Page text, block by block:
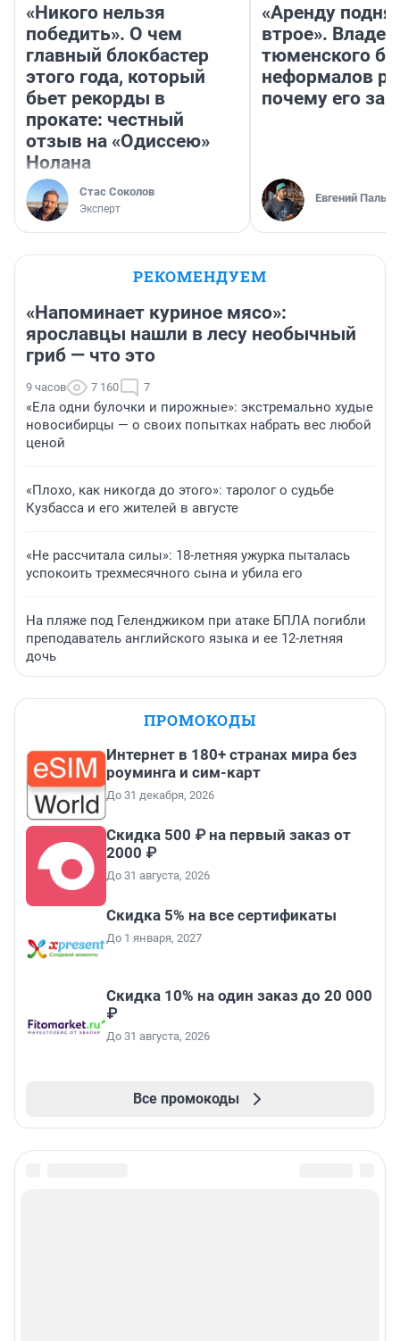
«Никого нельзя
победить». О чем
главный блокбастер
этого года, который
бьет рекорды в
прокате: честный
отзыв на «Одиссею»
Нолана
Стас Соколов
Эксперт
«Аренду
втрое».
тюменского
неформалов
почему его
Евгений
РЕКОМЕНДУЕМ
«Напоминает куриное мясо»:
ярославцы нашли в лесу необычный
гриб — что это
9 часов 7 160 7
«Ела одни булочки и пирожные»: экстремально худые
новосибирцы — о своих попытках набрать вес любой
ценой
«Плохо, как никогда до этого»: таролог о судьбе
Кузбасса и его жителей в августе
«Не рассчитала силы»: 18-летняя ужурка пыталась
успокоить трехмесячного сына и убила его
На пляже под Геленджиком при атаке БПЛА погибли
преподаватель английского языка и ее 12-летняя
дочь
ПРОМОКОДЫ
Интернет в 180+ странах мира без
роуминга и сим-карт
До 31 декабря, 2026
Скидка 500 ₽ на первый заказ от
2000 ₽
До 31 августа, 2026
Скидка 5% на все сертификаты
До 1 января, 2027
Скидка 10% на один заказ до 20 000
₽
До 31 августа, 2026
Все промокоды